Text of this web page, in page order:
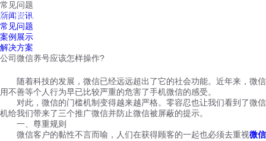
红鹰工作手机
常见问题
新闻资讯
常见问题
案例展示
解决方案
公司微信养号应该怎样操作?
随着科技的发展，微信已经远远超出了它的社会功能。近年来，微
用不善等个人行为早已比较严重的危害了手机微信的感受。
对此，微信的门槛机制变得越来越严格。零容忍也让我们看到了微
机给我们带来了三个推广微信并防止微信被屏蔽的提示。
一、尊重规则
微信客户的黏性不言而喻，人们在获得顾客的一起也必须去重视微信